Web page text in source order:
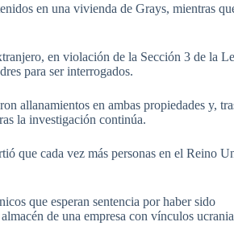
en una vivienda de Grays, mientras
en violación de la Sección 3 de la
para ser interrogados.
allanamientos en ambas propiedades y,
la investigación continúa.
que cada vez más personas en el Reino
que esperan sentencia por haber sido
de una empresa con vínculos